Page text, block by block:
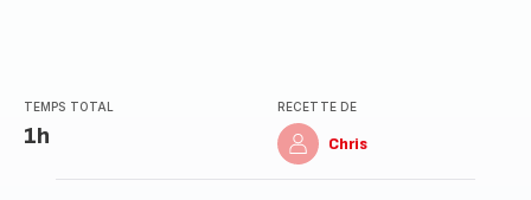
TEMPS TOTAL
1h
RECETTE DE
Chris